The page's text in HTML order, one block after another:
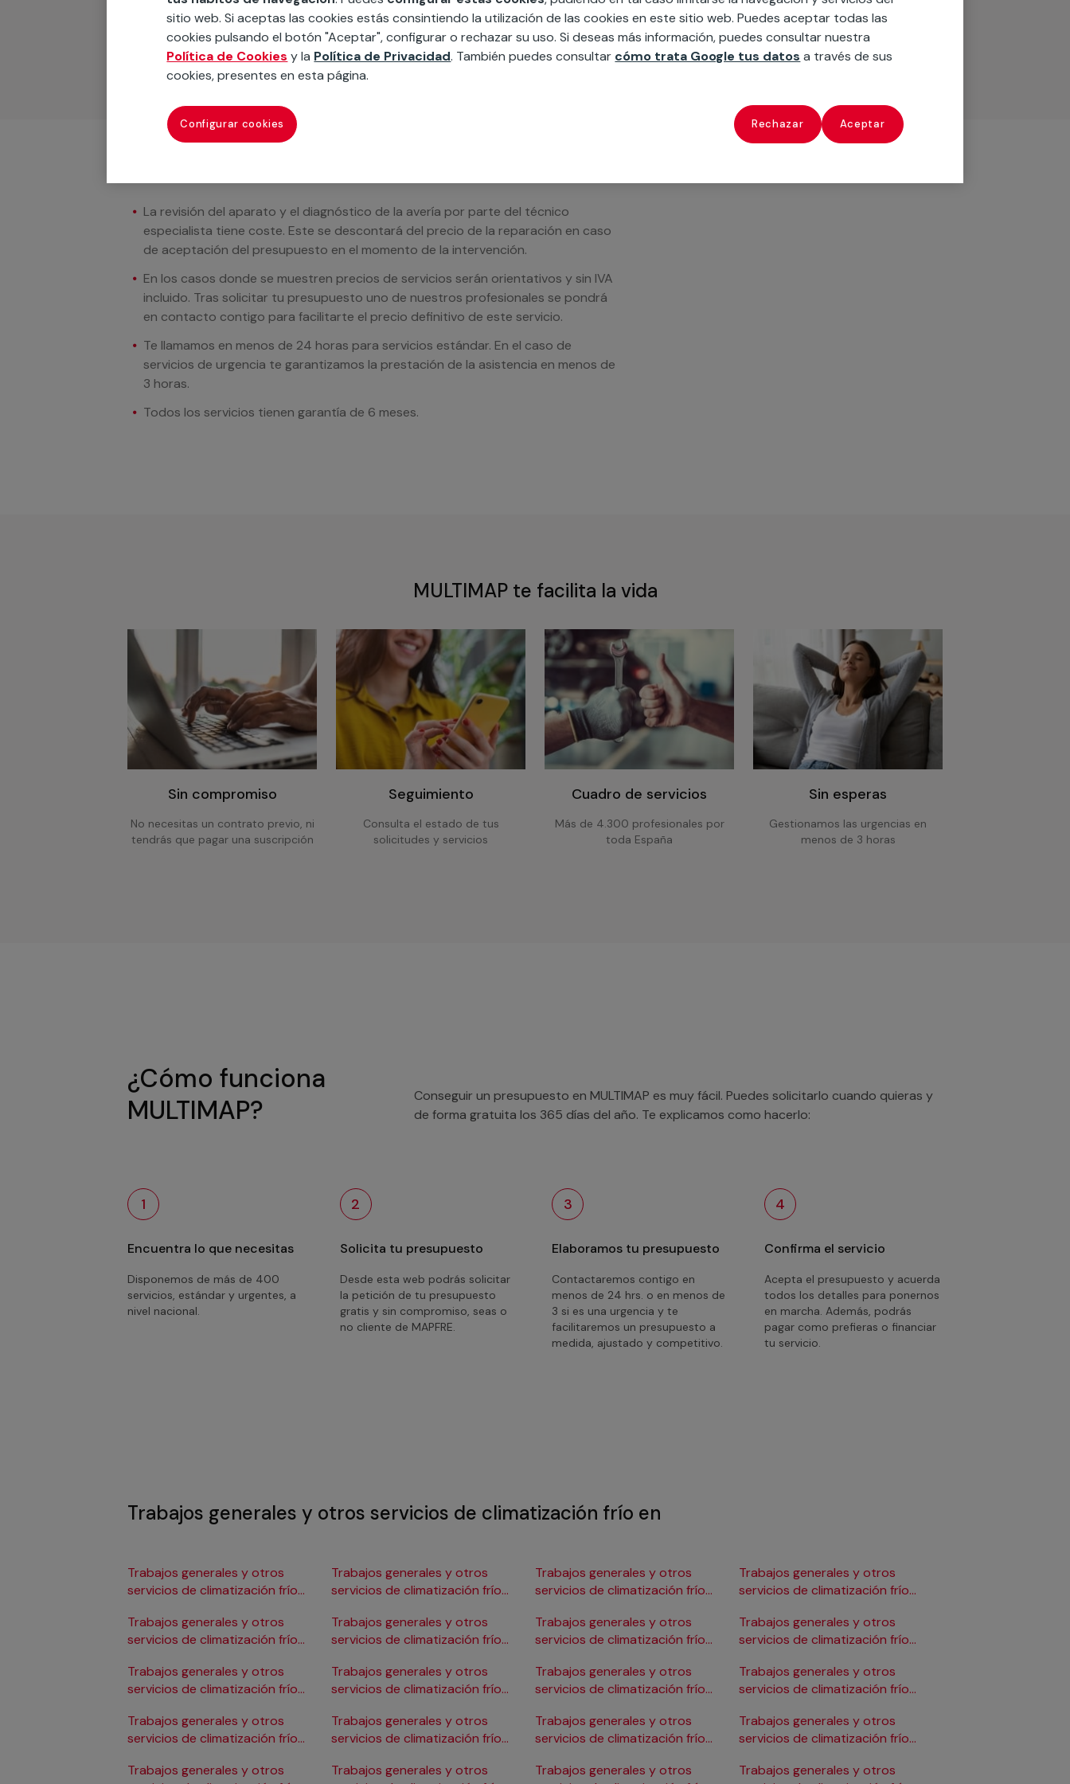
Podemos ofrecer cualquier servicio a medida incluyendo todo lo que necesites:
materiales, equipamientos, electrodomésticos, etc. Cuéntanos que necesitas
cuando te llamemos.
La revisión del aparato y el diagnóstico de la avería por parte del técnico
especialista tiene coste. Este se descontará del precio de la reparación en caso
de aceptación del presupuesto en el momento de la intervención.
En los casos donde se muestren precios de servicios serán orientativos y sin IVA
incluido. Tras solicitar tu presupuesto uno de nuestros profesionales se pondrá
en contacto contigo para facilitarte el precio definitivo de este servicio.
Te llamamos en menos de 24 horas para servicios estándar. En el caso de
servicios de urgencia te garantizamos la prestación de la asistencia en menos de
3 horas.
Todos los servicios tienen garantía de 6 meses.
MULTIMAP te facilita la vida
Sin compromiso
No necesitas un contrato previo, ni
tendrás que pagar una suscripción
Seguimiento
Consulta el estado de tus
solicitudes y servicios
Cuadro de servicios
Más de 4.300 profesionales por
toda España
Sin esperas
Gestionamos las urgencias en
menos de 3 horas
¿Cómo funciona
MULTIMAP?
Conseguir un presupuesto en MULTIMAP es muy fácil. Puedes solicitarlo cuando quieras y
de forma gratuita los 365 días del año. Te explicamos como hacerlo:
1
Encuentra lo que necesitas
Disponemos de más de 400
servicios, estándar y urgentes, a
nivel nacional.
2
Solicita tu presupuesto
Desde esta web podrás solicitar
la petición de tu presupuesto
gratis y sin compromiso, seas o
no cliente de MAPFRE.
3
Elaboramos tu presupuesto
Contactaremos contigo en
menos de 24 hrs. o en menos de
3 si es una urgencia y te
facilitaremos un presupuesto a
medida, ajustado y competitivo.
4
Confirma el servicio
Acepta el presupuesto y acuerda
todos los detalles para ponernos
en marcha. Además, podrás
pagar como prefieras o financiar
tu servicio.
Trabajos generales y otros servicios de climatización frío en
Trabajos generales y otros
servicios de climatización frío
Trabajos generales y otros
servicios de climatización frío
Trabajos generales y otros
servicios de climatización frío
Trabajos generales y otros
servicios de climatización frío
Trabajos generales y otros
Trabajos generales y otros
servicios de climatización frío
Trabajos generales y otros
servicios de climatización frío
Trabajos generales y otros
servicios de climatización frío
Trabajos generales y otros
servicios de climatización frío
Trabajos generales y otros
Trabajos generales y otros
servicios de climatización frío
Trabajos generales y otros
servicios de climatización frío
Trabajos generales y otros
servicios de climatización frío
Trabajos generales y otros
servicios de climatización frío
Trabajos generales y otros
Trabajos generales y otros
servicios de climatización frío
Trabajos generales y otros
servicios de climatización frío
Trabajos generales y otros
servicios de climatización frío
Trabajos generales y otros
servicios de climatización frío
Trabajos generales y otros
sitio web. Si aceptas las cookies estás consintiendo la utilización de las cookies en este sitio web. Puedes aceptar todas las
cookies pulsando el botón "Aceptar", configurar o rechazar su uso. Si deseas más información, puedes consultar nuestra
Política de Cookies y la Política de Privacidad. También puedes consultar cómo trata Google tus datos a través de sus
cookies, presentes en esta página.
Configurar cookies Rechazar Aceptar